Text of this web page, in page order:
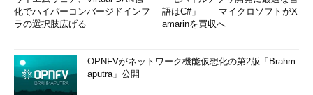
*** 一部省略されたコンテンツがあります。 PC版でご覧くださ
***
はなくても構いませんが、好みの環境を構築するためには、作成
した方がいいでしょう。以下を参考にしてください。
化でハイパーコンバージドインフ
ラの選択肢広げる
語はC#」――マイクロソフトがX
amarinを買収へ
OPNFVがネットワーク機能仮想化の第2版「Brahm
aputra」公開